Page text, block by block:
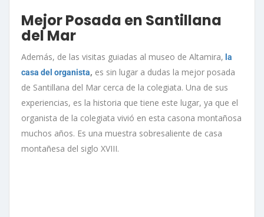
Mejor Posada en Santillana
del Mar
Además, de las visitas guiadas al museo de Altamira, la
casa del organista, es sin lugar a dudas la mejor posada
de Santillana del Mar cerca de la colegiata. Una de sus
experiencias, es la historia que tiene este lugar, ya que el
organista de la colegiata vivió en esta casona montañosa
muchos años. Es una muestra sobresaliente de casa
montañesa del siglo XVIII.